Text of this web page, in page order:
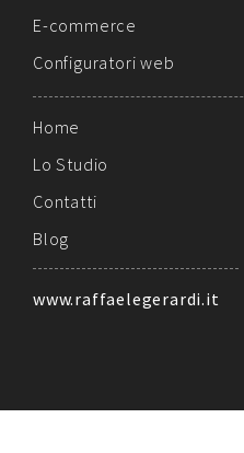
E-commerce
Configuratori web
Home
Lo Studio
Contatti
Blog
www.raffaelegerardi.it